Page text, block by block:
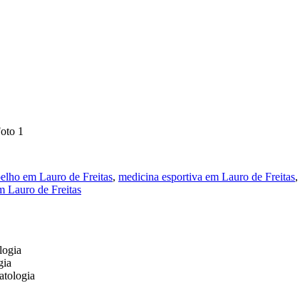
em Lauro de Freitas, medicina esportiva em Lauro de Freitas,
Lauro de Freitas